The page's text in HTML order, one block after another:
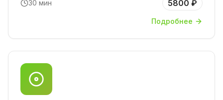
30 мин 5800 ₽
Подробнее